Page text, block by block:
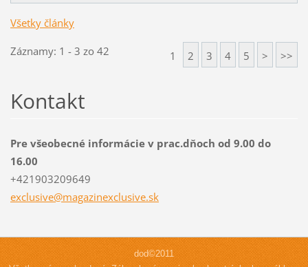
Všetky články
Záznamy: 1 - 3 zo 42 1 2 3 4 5 > >>
Kontakt
Pre všeobecné informácie v prac.dňoch od 9.00 do
16.00
+421903209649
exclusive@magazinexclusive.sk
dod©2011